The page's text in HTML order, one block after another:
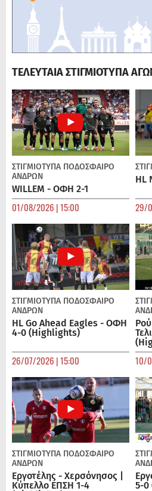
ΤΕΛΕΥΤΑΙΑ ΣΤΙΓΜΙΟΤΥΠΑ
ΣΤΙΓΜΙΟΤΥΠΑ ΠΟΔΌΣΦΑΙΡΟ
ΑΝΔΡΏΝ
WILLEM - ΟΦΗ 2-1
01/08/2026 | 15:00
HL
29/
ΣΤΙΓΜΙΟΤΥΠΑ ΠΟΔΌΣΦΑΙΡΟ
ΑΝΔΡΏΝ
HL Go Ahead Eagles - ΟΦΗ
4-0 (Highlights)
26/07/2026 | 15:00 10/
ΣΤΙΓΜΙΟΤΥΠΑ ΠΟΔΌΣΦΑΙΡΟ
ΑΝΔΡΏΝ
Εργοτέλης - Χερσόνησος |
Κύπελλο ΕΠΣΗ 1-4
5-0